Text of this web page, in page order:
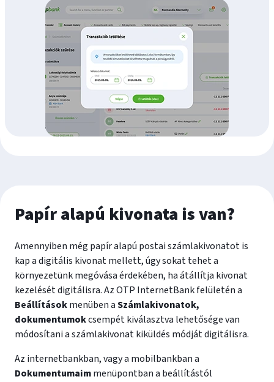
Papír alapú kivonata is van?
Amennyiben még papír alapú postai számlakivonatot is
kap a digitális kivonat mellett, úgy sokat tehet a
környezetünk megóvása érdekében, ha átállítja kivonat
kezelését digitálisra. Az OTP InternetBank felületén a
Beállításokmenüben aSzámlakivonatok,
dokumentumokcsempét kiválasztva lehetősége van
módosítani a számlakivonat kiküldés módját digitálisra.
Az internetbankban, vagy a mobilbankban a
Dokumentumaimmenüpontban a beállítástól